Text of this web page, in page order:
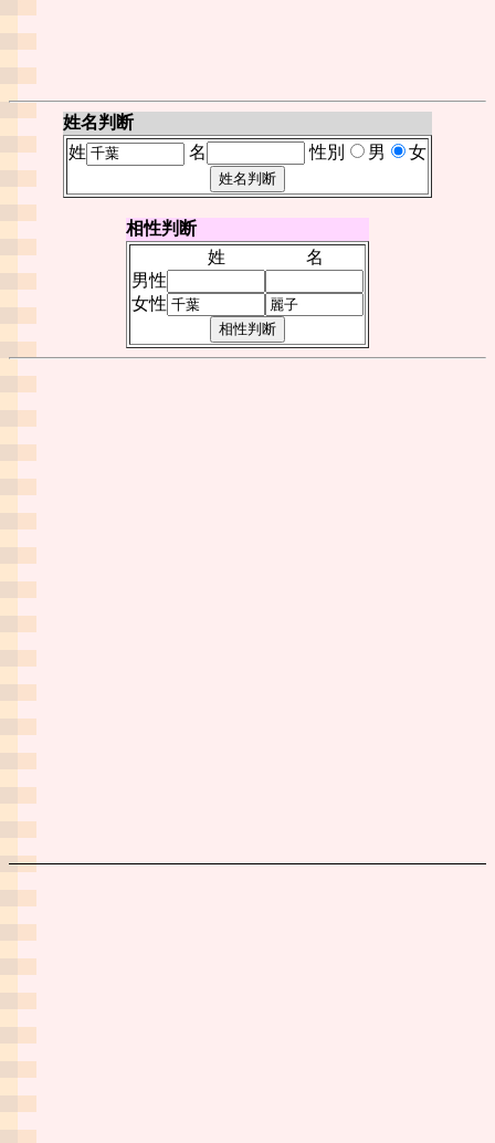
姓名判断
姓
名 性別 男 女
相性判断
姓
名
男性
女性